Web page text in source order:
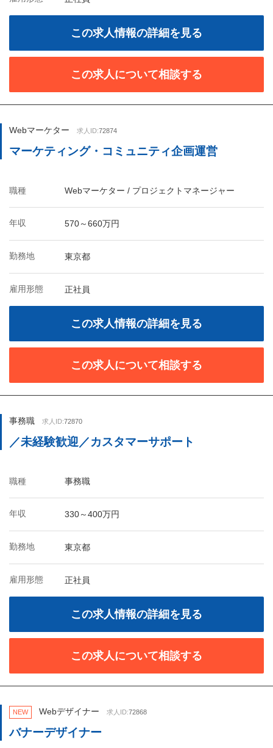
この求人情報の詳細を見る
この求人について相談する
Webマーケター 求人ID:72874
マーケティング・コミュニティ企画運営
職種 Webマーケター / プロジェクトマネージャー
年収 570～660万円
勤務地 東京都
雇用形態 正社員
この求人情報の詳細を見る
この求人について相談する
事務職 求人ID:72870
／未経験歓迎／カスタマーサポート
職種 事務職
年収 330～400万円
勤務地 東京都
雇用形態 正社員
この求人情報の詳細を見る
この求人について相談する
NEW Webデザイナー 求人ID:72868
バナーデザイナー